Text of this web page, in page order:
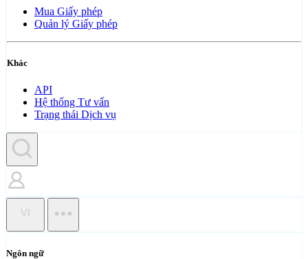
Mua Giấy phép
Quản lý Giấy phép
Khác
API
Hệ thống Tư vấn
Trạng thái Dịch vụ
VI
Ngôn ngữ